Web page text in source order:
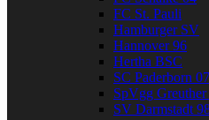
FC St. Pauli
Hamburger SV
Hannover 96
Hertha BSC
SC Paderborn 07
SpVgg Greuther
SV Darmstadt